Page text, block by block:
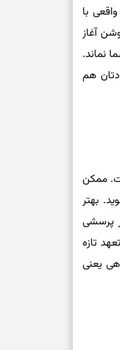
با
آغاز
نماند.
هم
ممکن
بهتر
پرسشی
تازه
یعنی